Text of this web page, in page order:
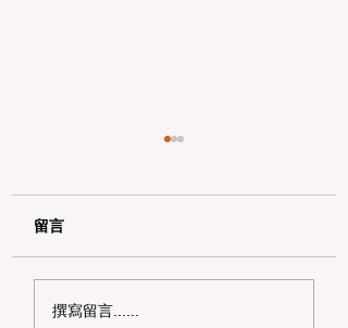
加州野区露营必读：如
留言
撰寫留言......